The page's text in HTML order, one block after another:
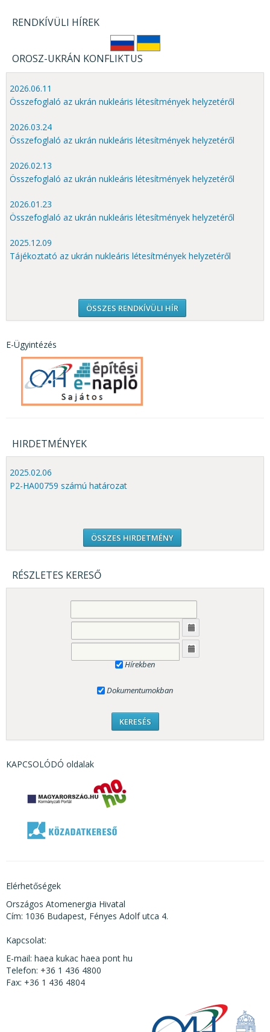
RENDKÍVÜLI HÍREK
OROSZ-UKRÁN KONFLIKTUS
2026.06.11
Összefoglaló az ukrán nukleáris létesítmények helyzetéről
2026.03.24
Összefoglaló az ukrán nukleáris létesítmények helyzetéről
2026.02.13
Összefoglaló az ukrán nukleáris létesítmények helyzetéről
2026.01.23
Összefoglaló az ukrán nukleáris létesítmények helyzetéről
2025.12.09
Tájékoztató az ukrán nukleáris létesítmények helyzetéről
ÖSSZES RENDKÍVÜLI HÍR
E-Ügyintézés
HIRDETMÉNYEK
2025.02.06
P2-HA00759 számú határozat
ÖSSZES HIRDETMÉNY
RÉSZLETES KERESŐ
Hírekben
Dokumentumokban
KAPCSOLÓDÓ oldalak
Elérhetőségek
Országos Atomenergia Hivatal
Cím: 1036 Budapest, Fényes Adolf utca 4.
Kapcsolat:
E-mail: haea kukac haea pont hu
Telefon: +36 1 436 4800
Fax: +36 1 436 4804